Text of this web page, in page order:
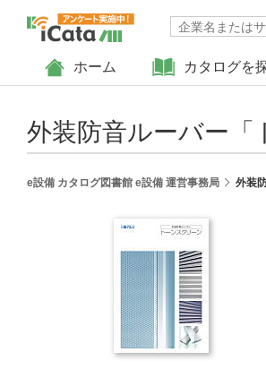
ホーム カタログを
外装防音ルーバー
e設備 カタログ図書館 e設備 運営事務局 外装